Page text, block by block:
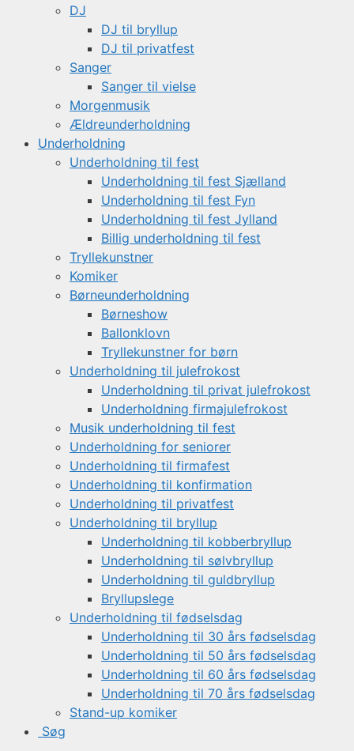
DJ
DJ til bryllup
DJ til privatfest
Sanger
Sanger til vielse
Morgenmusik
Ældreunderholdning
Underholdning
Underholdning til fest
Underholdning til fest Sjælland
Underholdning til fest Fyn
Underholdning til fest Jylland
Billig underholdning til fest
Tryllekunstner
Komiker
Børneunderholdning
Børneshow
Ballonklovn
Tryllekunstner for børn
Underholdning til julefrokost
Underholdning til privat julefrokost
Underholdning firmajulefrokost
Musik underholdning til fest
Underholdning for seniorer
Underholdning til firmafest
Underholdning til konfirmation
Underholdning til privatfest
Underholdning til bryllup
Underholdning til kobberbryllup
Underholdning til sølvbryllup
Underholdning til guldbryllup
Bryllupslege
Underholdning til fødselsdag
Underholdning til 30 års fødselsdag
Underholdning til 50 års fødselsdag
Underholdning til 60 års fødselsdag
Underholdning til 70 års fødselsdag
Stand-up komiker
Søg